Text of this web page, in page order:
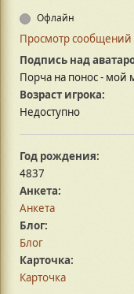
Офлайн
Просмотр сообщений
Подпись над
Порча на понос - мой
Возраст игрока:
Недоступно
Год рождения:
4837
Анкета:
Анкета
Блог:
Блог
Карточка:
Карточка